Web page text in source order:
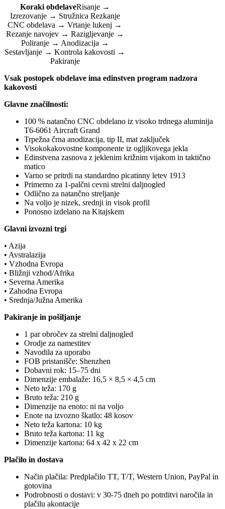
Koraki obdelaveRisanje →
Izrezovanje → Stružnica Rezkanje
CNC obdelava → Vrtanje lukenj →
Rezanje navojev → Razigljevanje →
Poliranje → Anodizacija →
Sestavljanje → Kontrola kakovosti →
Pakiranje
Vsak postopek obdelave ima edinstven program nadzora
kakovosti
Glavne značilnosti:
100 % natančno CNC obdelano iz visoko trdnega aluminija
T6-6061 Aircraft Grand
Trpežna črna anodizacija, tip II, mat zaključek
Visokokakovostne komponente iz ogljikovega jekla
Edinstvena zasnova z jeklenim križnim vijakom in taktično
matico
Varno se pritrdi na standardno picatinny letev 1913
Primerno za 1-palčni cevni strelni daljnogled
Odlično za natančno streljanje
Na voljo je nizek, srednji in visok profil
Ponosno izdelano na Kitajskem
Glavni izvozni trgi
• Azija
• Avstralazija
• Vzhodna Evropa
• Bližnji vzhod/Afrika
• Severna Amerika
• Zahodna Evropa
• Srednja/Južna Amerika
Pakiranje in pošiljanje
1 par obročev za strelni daljnogled
Orodje za namestitev
Navodila za uporabo
FOB pristanišče: Shenzhen
Dobavni rok: 15–75 dni
Dimenzije embalaže: 16,5 × 8,5 × 4,5 cm
Neto teža: 170 g
Bruto teža: 210 g
Dimenzije na enoto: ni na voljo
Enote na izvozno škatlo: 48 kosov
Neto teža kartona: 10 kg
Bruto teža kartona: 11 kg
Dimenzije kartona: 64 x 42 x 22 cm
Plačilo in dostava
Način plačila: Predplačilo TT, T/T, Western Union, PayPal in
gotovina
Podrobnosti o dostavi: v 30-75 dneh po potrditvi naročila in
plačilu akontacije